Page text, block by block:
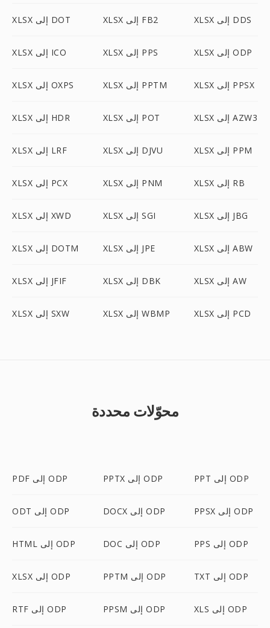
XLSX إلى DOT XLSX إلى FB2 XLSX إلى DDS
XLSX إلى ICO XLSX إلى PPS XLSX إلى ODP
XLSX إلى OXPS XLSX إلى PPTM XLSX إلى PPSX
XLSX إلى HDR XLSX إلى POT XLSX إلى AZW3
XLSX إلى LRF XLSX إلى DJVU XLSX إلى PPM
XLSX إلى PCX XLSX إلى PNM XLSX إلى RB
XLSX إلى XWD XLSX إلى SGI XLSX إلى JBG
XLSX إلى DOTM XLSX إلى JPE XLSX إلى ABW
XLSX إلى JFIF XLSX إلى DBK XLSX إلى AW
XLSX إلى SXW XLSX إلى WBMP XLSX إلى PCD
محوّلات محددة
PDF إلى ODP PPTX إلى ODP PPT إلى ODP
ODT إلى ODP DOCX إلى ODP PPSX إلى ODP
HTML إلى ODP DOC إلى ODP PPS إلى ODP
XLSX إلى ODP PPTM إلى ODP TXT إلى ODP
RTF إلى ODP PPSM إلى ODP XLS إلى ODP